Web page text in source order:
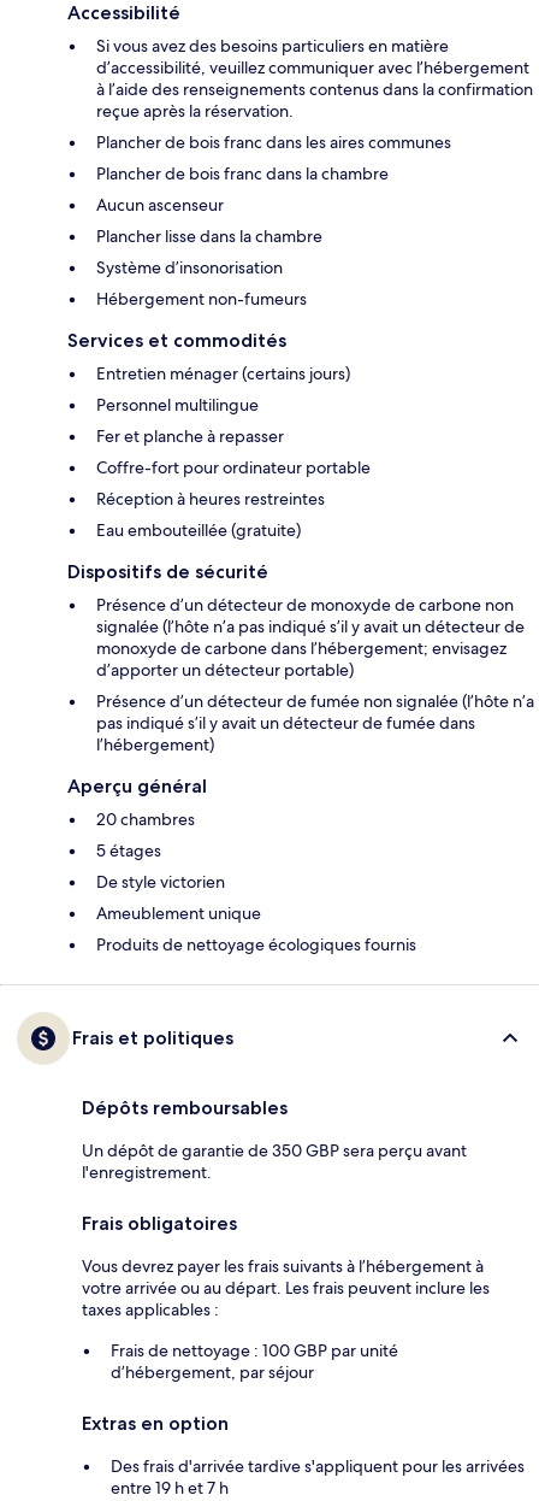
Accessibilité
Si vous avez des besoins particuliers en matière
d’accessibilité, veuillez communiquer avec l’hébergement
à l’aide des renseignements contenus dans la confirmation
reçue après la réservation.
Plancher de bois franc dans les aires communes
Plancher de bois franc dans la chambre
Aucun ascenseur
Plancher lisse dans la chambre
Système d’insonorisation
Hébergement non-fumeurs
Services et commodités
Entretien ménager (certains jours)
Personnel multilingue
Fer et planche à repasser
Coffre-fort pour ordinateur portable
Réception à heures restreintes
Eau embouteillée (gratuite)
Dispositifs de sécurité
Présence d’un détecteur de monoxyde de carbone non
signalée (l’hôte n’a pas indiqué s’il y avait un détecteur de
monoxyde de carbone dans l’hébergement; envisagez
d’apporter un détecteur portable)
Présence d’un détecteur de fumée non signalée (l’hôte n’a
pas indiqué s’il y avait un détecteur de fumée dans
l’hébergement)
Aperçu général
20 chambres
5 étages
De style victorien
Ameublement unique
Produits de nettoyage écologiques fournis
Frais et politiques
Dépôts remboursables
Un dépôt de garantie de 350 GBP sera perçu avant
l'enregistrement.
Frais obligatoires
Vous devrez payer les frais suivants à l’hébergement à
votre arrivée ou au départ. Les frais peuvent inclure les
taxes applicables :
Frais de nettoyage : 100 GBP par unité
d’hébergement, par séjour
Extras en option
Des frais d'arrivée tardive s'appliquent pour les arrivées
entre 19 h et 7 h